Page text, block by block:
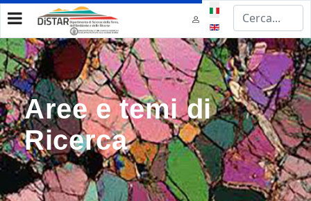
Seleziona la tua lingua
Aree e temi di
Ricerca